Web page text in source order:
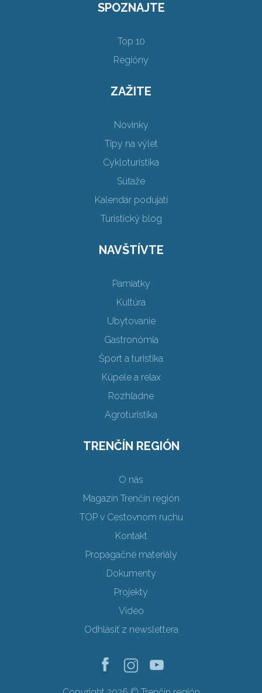
SPOZNAJTE
Top 10
Regióny
ZAŽITE
Novinky
Tipy na výlet
Cykloturistika
Súťaže
Kalendár podujatí
Turistický blog
NAVŠTÍVTE
Pamiatky
Kultúra
Ubytovanie
Gastronómia
Šport a turistika
Kúpele a relax
Rozhľadne
Agroturistika
TRENČÍN REGIÓN
O nás
Magazín Trenčín región
TOP v Cestovnom ruchu
Kontakt
Propagačné materiály
Dokumenty
Projekty
Video
Odhlásiť z newslettera